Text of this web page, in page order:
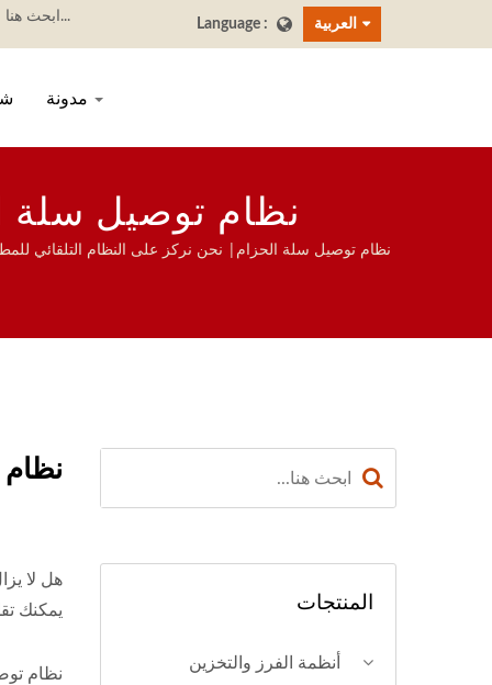
العربية
نظام توصيل
نظام توصيل سلة الحزام| نحن نركز على النظام التلقائي
هل لا
يمكنك
نظام
المنتجات
أنظمة الفرز والتخزين